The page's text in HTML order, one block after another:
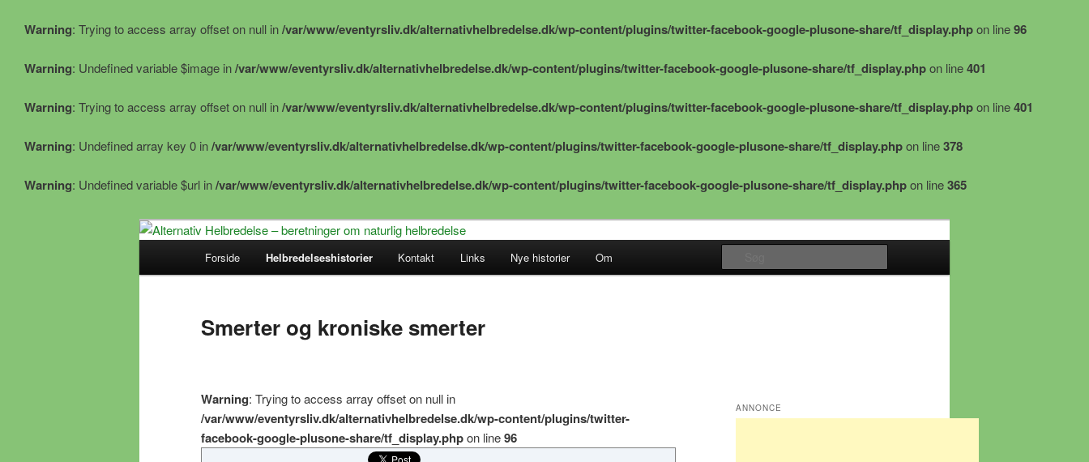
Warning: Trying to access array offset on null in/var/www/eventyrsliv.dk/alternativhelbredelse.dk/wp-content/plugins/twitter-facebook-google-plusone-share/tf_display.phpon line96
Warning: Undefined variable $image in/var/www/eventyrsliv.dk/alternativhelbredelse.dk/wp-content/plugins/twitter-facebook-google-plusone-share/tf_display.phpon line401
Warning: Trying to access array offset on null in/var/www/eventyrsliv.dk/alternativhelbredelse.dk/wp-content/plugins/twitter-facebook-google-plusone-share/tf_display.phpon line401
Warning: Undefined array key 0 in/var/www/eventyrsliv.dk/alternativhelbredelse.dk/wp-content/plugins/twitter-facebook-google-plusone-share/tf_display.phpon line378
Warning: Undefined variable $url in/var/www/eventyrsliv.dk/alternativhelbredelse.dk/wp-content/plugins/twitter-facebook-google-plusone-share/tf_display.phpon line365
Alternativ Helbredelse – beretninger om
Alternative helbredelseshistorier – naturlig helbredelse
Fortsæt
primært
Forside Helbredelseshistorier Kontakt Links Nye historier Om
Smerter og kroniske smerter
Warning: Trying to access array offset on null in
/var/www/eventyrsliv.dk/alternativhelbredelse.dk/wp-content/plugins/twitter-
facebook-google-plusone-share/tf_display.phpon line96
ANNONCE